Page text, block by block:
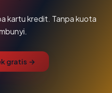
kartu kredit. Tanpa kuota
gratis →